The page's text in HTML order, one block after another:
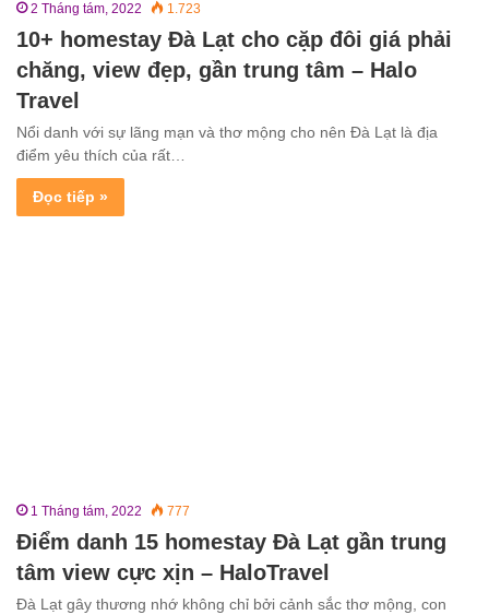
2 Tháng tám, 2022 1.723
10+ homestay Đà Lạt cho cặp đôi giá phải
chăng, view đẹp, gần trung tâm – Halo
Travel
Nổi danh với sự lãng mạn và thơ mộng cho nên Đà Lạt là địa
điểm yêu thích của rất…
Đọc tiếp »
1 Tháng tám, 2022 777
Điểm danh 15 homestay Đà Lạt gần trung
tâm view cực xịn – HaloTravel
Đà Lạt gây thương nhớ không chỉ bởi cảnh sắc thơ mộng, con